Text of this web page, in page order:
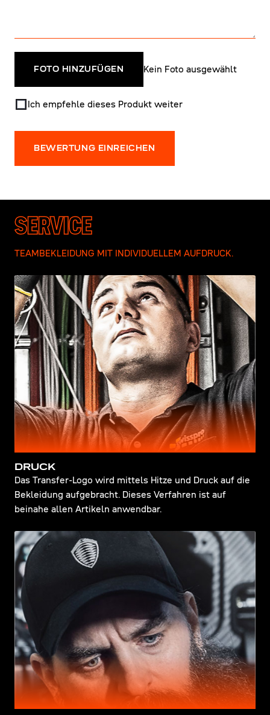
FOTO HINZUFÜGEN Kein Foto ausgewählt
Ich empfehle dieses Produkt weiter
BEWERTUNG EINREICHEN
SERVICE
TEAMBEKLEIDUNG MIT INDIVIDUELLEM AUFDRUCK.
DRUCK
Das Transfer-Logo wird mittels Hitze und Druck auf die
Bekleidung aufgebracht. Dieses Verfahren ist auf
beinahe allen Artikeln anwendbar.